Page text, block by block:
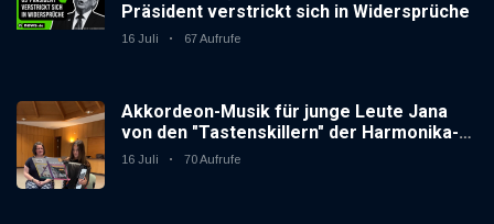
Präsident verstrickt sich in Widersprüche
16 Juli 67 Aufrufe
Akkordeon-Musik für junge Leute Jana
von den "Tastenskillern" der Harmonika-
Vereinigung Gaggenau zeigt, wie "jung"
16 Juli 70 Aufrufe